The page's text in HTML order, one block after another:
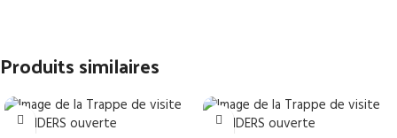
Produits similaires